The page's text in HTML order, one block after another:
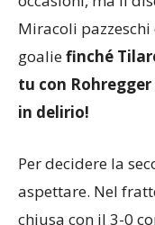
Miracoli
goaliefinché
tu con
in delirio!
Per decidere la
aspettare. Nel
chiusa con il 3-0